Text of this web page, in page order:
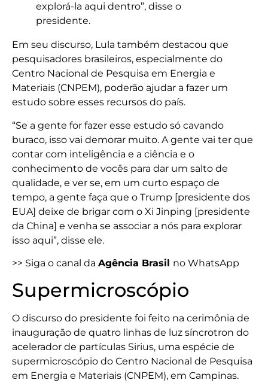
explorá-la aqui dentro”, disse o
presidente.
Em seu discurso, Lula também destacou que
pesquisadores brasileiros, especialmente do
Centro Nacional de Pesquisa em Energia e
Materiais (CNPEM), poderão ajudar a fazer um
estudo sobre esses recursos do país.
“Se a gente for fazer esse estudo só cavando
buraco, isso vai demorar muito. A gente vai ter que
contar com inteligência e a ciência e o
conhecimento de vocês para dar um salto de
qualidade, e ver se, em um curto espaço de
tempo, a gente faça que o Trump [presidente dos
EUA] deixe de brigar com o Xi Jinping [presidente
da China] e venha se associar a nós para explorar
isso aqui”, disse ele.
>> Siga o canal da Agência Brasil no WhatsApp
Supermicroscópio
O discurso do presidente foi feito na cerimônia de
inauguração de quatro linhas de luz síncrotron do
acelerador de partículas Sirius, uma espécie de
supermicroscópio do Centro Nacional de Pesquisa
em Energia e Materiais (CNPEM), em Campinas.